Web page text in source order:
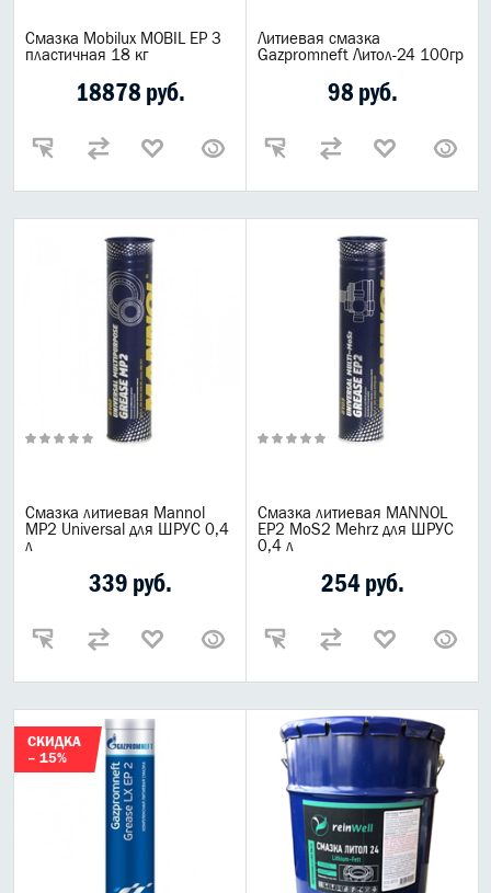
Смазка Mobilux MOBIL EP 3
пластичная 18 кг
18878 руб.
Литиевая смазка
Gazpromneft Литол-24 100гр
98 руб.
Смазка литиевая Mannol
МР2 Universal для ШРУС 0,4
л
339 руб.
Смазка литиевая MANNOL
EP2 MoS2 Mehrz для ШРУС
0,4 л
254 руб.
СКИДКА
– 15%